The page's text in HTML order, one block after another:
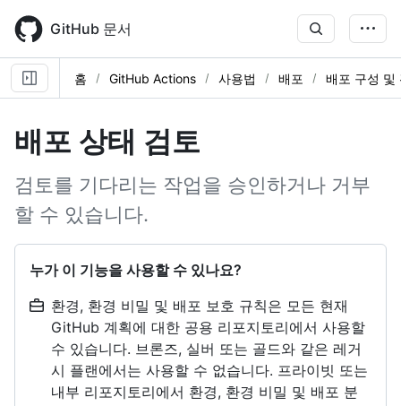
main
content
GitHub 문서
홈 GitHub Actions 사용법 배포 배포 구성 및
배포 상태 검토
검토를 기다리는 작업을 승인하거나 거부
할 수 있습니다.
누가 이 기능을 사용할 수 있나요?
환경, 환경 비밀 및 배포 보호 규칙은 모든 현재
GitHub 계획에 대한 공용 리포지토리에서 사용할
수 있습니다. 브론즈, 실버 또는 골드와 같은 레거
시 플랜에서는 사용할 수 없습니다. 프라이빗 또는
내부 리포지토리에서 환경, 환경 비밀 및 배포 분